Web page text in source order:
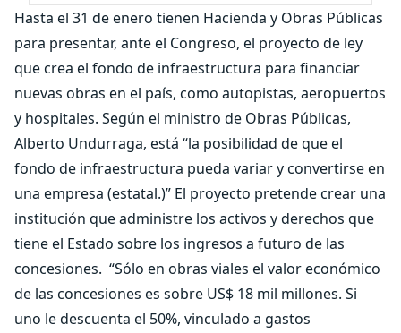
Hasta el 31 de enero tienen Hacienda y Obras Públicas
para presentar, ante el Congreso, el proyecto de ley
que crea el fondo de infraestructura para financiar
nuevas obras en el país, como autopistas, aeropuertos
y hospitales. Según el ministro de Obras Públicas,
Alberto Undurraga, está “la posibilidad de que el
fondo de infraestructura pueda variar y convertirse en
una empresa (estatal.)” El proyecto pretende crear una
institución que administre los activos y derechos que
tiene el Estado sobre los ingresos a futuro de las
concesiones. “Sólo en obras viales el valor económico
de las concesiones es sobre US$ 18 mil millones. Si
uno le descuenta el 50%, vinculado a gastos